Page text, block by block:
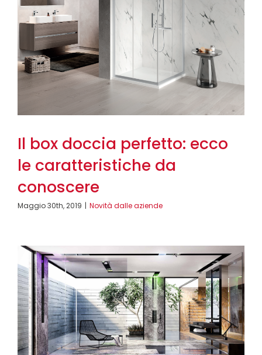
Il box doccia perfetto: ecco
le caratteristiche da
conoscere
Maggio 30th, 2019 | Novità dalle aziende